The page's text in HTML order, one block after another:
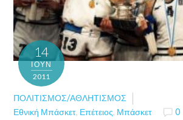
14
ΙΟΎΝ
2011
ΠΟΛΙΤΙΣΜΌΣ/ΑΘΛΗΤΙΣΜΌΣ
Εθνική Μπάσκετ, Επέτειος, Μπάσκετ 0